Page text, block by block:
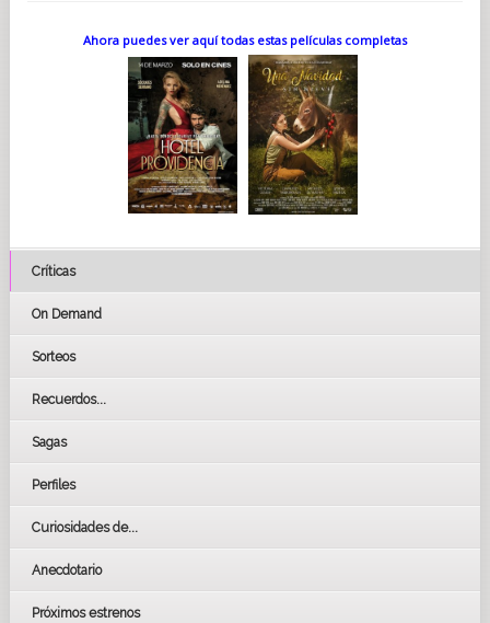
Nuestro protagonista, Thomas, de 11 años, sufre un accidente
al comienzo de la película y queda confinado a una silla de
ruedas. Se niega a aceptar su nueva realidad y a asumir su
También siente que estar en silla de ruedas lo aísla aún más
de sus hermanos mayores. Ellos están en la adolescencia y
Thomas siente que constantemente se queda atrás, primero
por ser "solo un niño" y ahora también por su silla de ruedas.
Thomas comienza a darse cuenta de que su infancia también
está llegando a su fin. A través de la aventura con la pequeña
criatura Fleak, los hermanos redescubren su vínculo familiar y
cuiden y se amen.
De manera similar, esta es la historia de Thomas afrontando
su grave accidente y su discapacidad. Queríamos contar una
historia sobre este tema tan delicado, ya que no existen
dado con algo importante.
niños que han sufrido una discapacidad tras un accidente.
Teemu les contó la historia de Fleak y la respuesta fue
alentadora: muchos dijeron que les hubiera gustado tener una
historia así cuando atravesaban momentos difíciles. Esto fue
fundamental, ya que queríamos asegurarnos de que nuestra
El tema de la discapacidad no significa que hayamos buscado
crear una película especializada para un público reducido.
Queríamos hacer una película entretenida y emotiva para toda
la familia, simplemente una en la que el personaje principal
tiene una discapacidad. Es una parte natural de la historia,
Ahora puedes ver aquí todas estas películas completas
Críticas
On Demand
Sorteos
Recuerdos...
Sagas
Perfiles
Curiosidades de...
Anecdotario
Próximos estrenos